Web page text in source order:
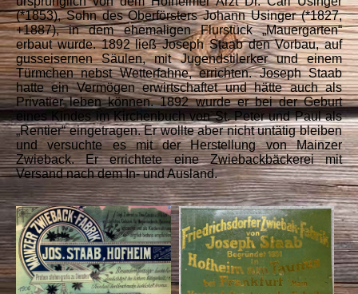
(*1853), Sohn des Oberförsters Johann Usinger (*1827,
+1887), in dem ehemaligen Flurstück „Mauergarten“
erbaut wurde. 1892 ließ Joseph Staab den Vorbau, auf
gusseisernen Säulen, mit Jugendstilerker und einem
Türmchen nebst Wetterfahne, errichten. Joseph Staab
hatte ein Vermögen erwirtschaftet und hätte auch als
Privatier leben können. 1892 wurde er bei der Geburt
eines Kindes im Kirchenbuch von St. Peter und Paul als
„Rentier“ eingetragen. Er wollte aber nicht untätig bleiben
und versuchte es mit der Herstellung von Mainzer
Zwieback. Er errichtete eine Zwiebackbäckerei mit
Versand nach dem In- und Ausland.